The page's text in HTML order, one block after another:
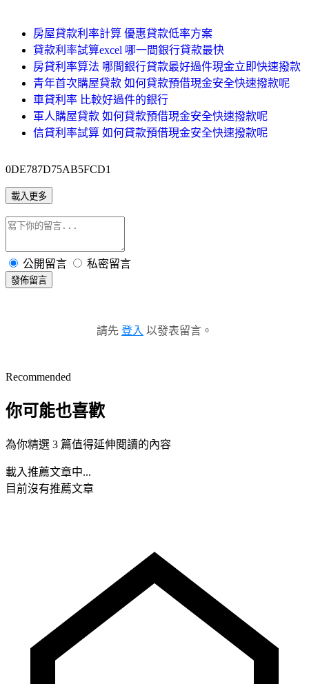
房屋貸款利率計算 優惠貸款低率方案
貸款利率試算excel 哪一間銀行貸款最快
房貸利率算法 哪間銀行貸款最好過件現金立即快速撥款
青年首次購屋貸款 如何貸款預借現金安全快速撥款呢
車貸利率 比較好過件的銀行
軍人購屋貸款 如何貸款預借現金安全快速撥款呢
信貸利率試算 如何貸款預借現金安全快速撥款呢
0DE787D75AB5FCD1
載入更多
公開留言 私密留言
發佈留言
請先 登入 以發表留言。
Recommended
你可能也喜歡
為你精選 3 篇值得延伸閱讀的內容
載入推薦文章中...
目前沒有推薦文章